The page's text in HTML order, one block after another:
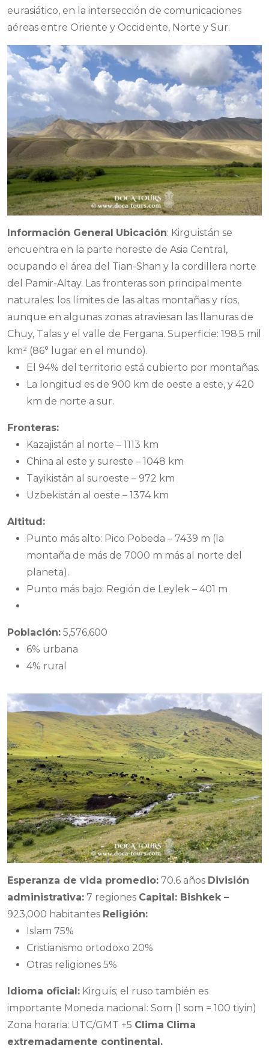
eurasiático, en la intersección de comunicaciones
aéreas entre Oriente y Occidente, Norte y Sur.
Información General Ubicación: Kirguistán se
encuentra en la parte noreste de Asia Central,
ocupando el área del Tian-Shan y la cordillera norte
del Pamir-Altay. Las fronteras son principalmente
naturales: los límites de las altas montañas y ríos,
aunque en algunas zonas atraviesan las llanuras de
Chuy, Talas y el valle de Fergana. Superficie: 198.5 mil
km² (86° lugar en el mundo).
El 94% del territorio está cubierto por montañas.
La longitud es de 900 km de oeste a este, y 420
km de norte a sur.
Fronteras:
Kazajistán al norte – 1113 km
China al este y sureste – 1048 km
Tayikistán al suroeste – 972 km
Uzbekistán al oeste – 1374 km
Altitud:
Punto más alto: Pico Pobeda – 7439 m (la
montaña de más de 7000 m más al norte del
planeta).
Punto más bajo: Región de Leylek – 401 m
Población: 5,576,600
6% urbana
4% rural
Esperanza de vida promedio: 70.6 años División
administrativa: 7 regiones Capital: Bishkek –
923,000 habitantes Religión:
Islam 75%
Cristianismo ortodoxo 20%
Otras religiones 5%
Idioma oficial: Kirguís; el ruso también es
importante Moneda nacional: Som (1 som = 100 tiyin)
Zona horaria: UTC/GMT +5 Clima Clima
extremadamente continental.